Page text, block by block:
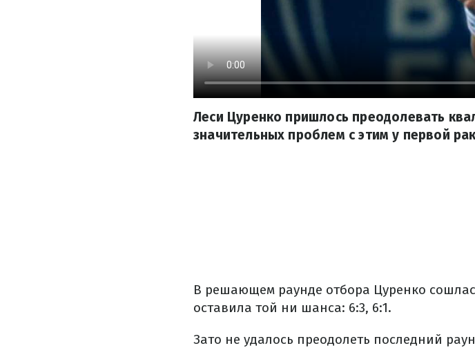
Леси Цуренко пришлось преодолевать
значительных проблем с этим у первой
В решающем раунде отбора Цуренко
оставила той ни шанса: 6:3, 6:1.
Зато не удалось преодолеть последний